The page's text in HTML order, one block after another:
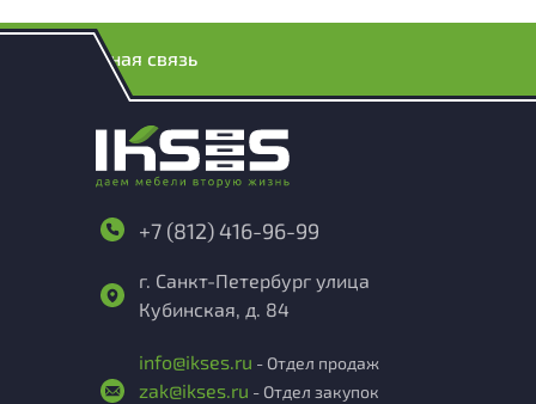
Обратная связь
+7 (812) 416-96-99
г. Санкт-Петербург улица
Кубинская, д. 84
info@ikses.ru - Отдел продаж
zak@ikses.ru - Отдел закупок